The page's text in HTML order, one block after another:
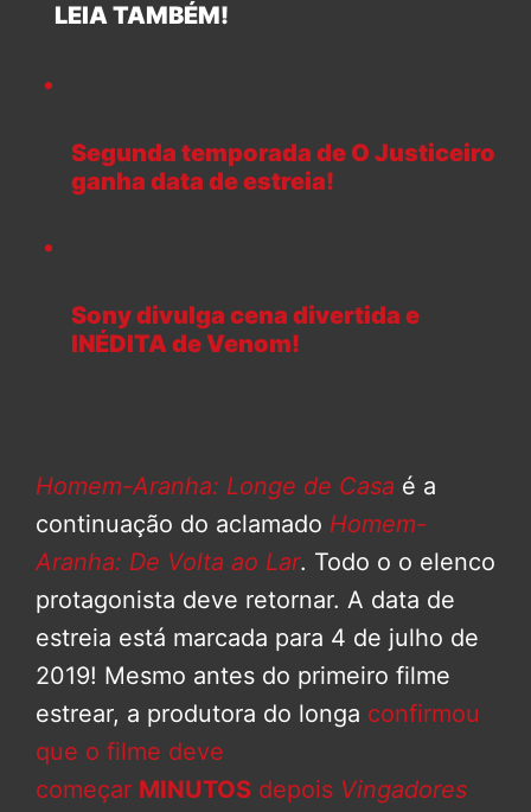
LEIA TAMBÉM!
Segunda temporada de O Justiceiro
ganha data de estreia!
Sony divulga cena divertida e
INÉDITA de Venom!
Homem-Aranha: Longe de Casa é a
continuação do aclamado Homem-
Aranha: De Volta ao Lar. Todo o o elenco
protagonista deve retornar. A data de
estreia está marcada para 4 de julho de
2019! Mesmo antes do primeiro filme
estrear, a produtora do longa confirmou
que o filme deve
começar MINUTOS depois Vingadores